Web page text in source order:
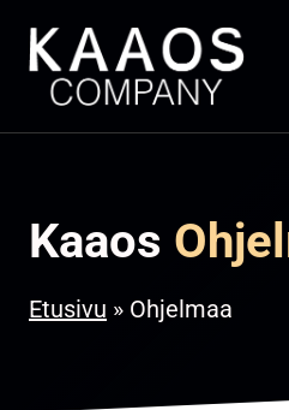
sisältöön
Kaaos
Etusivu » Ohjelmaa